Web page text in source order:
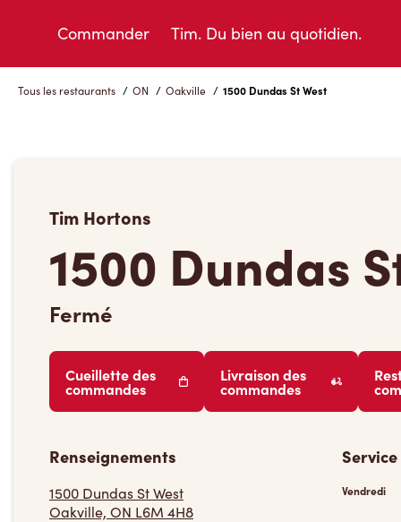
Commander Tim. Du bien au quotidien.
Tous les restaurants / ON / Oakville / 1500 Dundas St West
Tim Hortons
1500 Dundas
Fermé
Cueillette des
commandes
Livraison des
commandes
Renseignements
1500 Dundas St West
Oakville, ON L6M 4H8
Vendredi